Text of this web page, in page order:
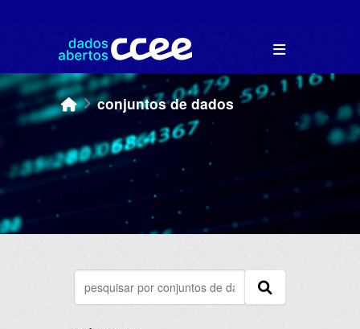
conjuntos de dados